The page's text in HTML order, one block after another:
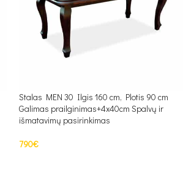
Stalas MEN 30 Ilgis 160 cm, Plotis 90 cm
Galimas prailginimas+4x40cm Spalvų ir
išmatavimų pasirinkimas
790€